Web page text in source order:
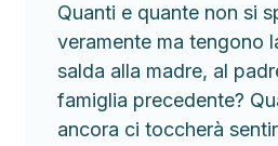
Quanti e quante non si
veramente ma tengono
salda alla madre, al
famiglia precedente?
ancora ci toccherà